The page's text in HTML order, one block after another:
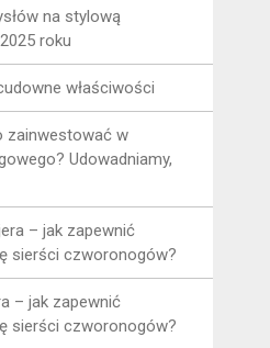
na stylową
roku
właściwości
zainwestować w
Udowadniamy,
– jak zapewnić
sierści czworonogów?
– jak zapewnić
sierści czworonogów?